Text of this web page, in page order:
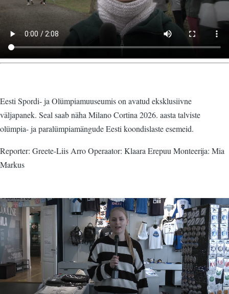
Eesti Spordi- ja Olümpiamuuseumis on avatud eksklusiivne
väljapanek. Seal saab näha Milano Cortina 2026. aasta talviste
olümpia- ja paralümpiamängude Eesti koondislaste esemeid.
Reporter: Greete-Liis Arro Operaator: Klaara Erepuu Monteerija: Mia
Markus
Video
fail